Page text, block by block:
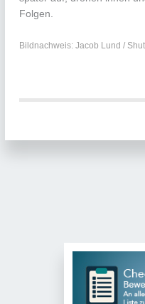
Folgen.
Bildnachweis: Jacob Lund /